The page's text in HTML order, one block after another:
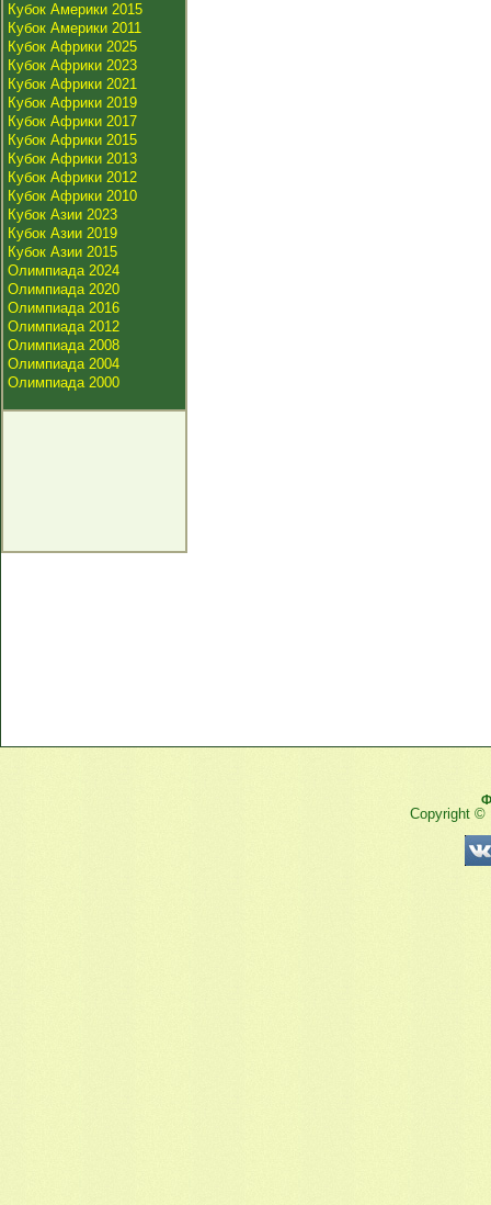
Кубок Америки 2015
Кубок Америки 2011
Кубок Африки 2025
Кубок Африки 2023
Кубок Африки 2021
Кубок Африки 2019
Кубок Африки 2017
Кубок Африки 2015
Кубок Африки 2013
Кубок Африки 2012
Кубок Африки 2010
Кубок Азии 2023
Кубок Азии 2019
Кубок Азии 2015
Олимпиада 2024
Олимпиада 2020
Олимпиада 2016
Олимпиада 2012
Олимпиада 2008
Олимпиада 2004
Олимпиада 2000
Copyright ©